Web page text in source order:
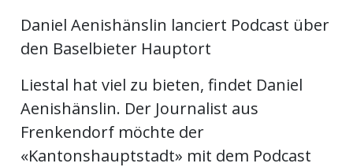
Daniel Aenishänslin lanciert Podcast über
den Baselbieter Hauptort
Liestal hat viel zu bieten, findet Daniel
Aenishänslin. Der Journalist aus
Frenkendorf möchte der
«Kantonshauptstadt» mit dem Podcast